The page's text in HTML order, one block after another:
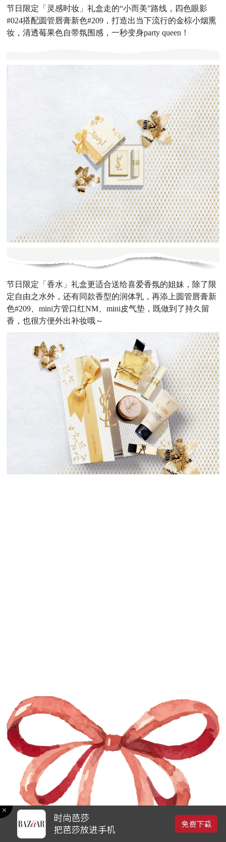
节日限定「灵感时妆」礼盒走的“小而美”路线，四色眼影
#024搭配圆管唇膏新色#209，打造出当下流行的金棕小烟熏
妆，清透莓果色自带氛围感，一秒变身party queen！
节日限定「香水」礼盒更适合送给喜爱香氛的姐妹，除了限
定自由之水外，还有同款香型的润体乳，再添上圆管唇膏新
色#209、mini方管口红NM、mini皮气垫，既做到了持久留
香，也很方便外出补妆哦～